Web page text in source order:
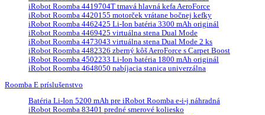
iRobot Roomba 4419704T tmavá hlavná kefa AeroForce
iRobot Roomba 4420155 motorček vrátane bočnej kefky
iRobot Roomba 4462425 Li-Ion batéria 3300 mAh originál
iRobot Roomba 4469425 virtuálna stena Dual Mode
iRobot Roomba 4473043 virtuálna stena Dual Mode 2 ks
iRobot Roomba 4482326 zberný kôš AeroForce s Carpet Boost
iRobot Roomba 4502233 Li-Ion batéria 1800 mAh originál
iRobot Roomba 4648050 nabíjacia stanica univerzálna
Roomba E príslušenstvo
Batéria Li-Ion 5200 mAh pre iRobot Roomba e-i-j náhradná
iRobot Roomba 83401 predné smerové koliesko